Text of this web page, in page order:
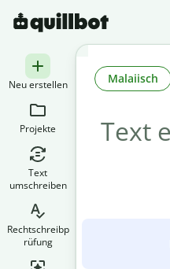
Neu erstellen
Projekte
Text
umschreiben
Rechtschreibp
rüfung
Malaiisch